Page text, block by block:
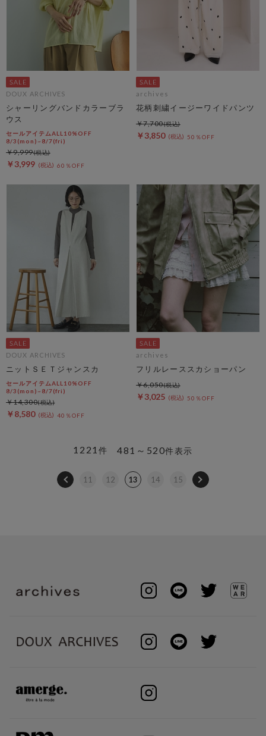
DOUX ARCHIVES
シャーリングバンドカラーブラ
ウス
セールアイテムALL10%OFF
8/3(mon)~8/7(fri)
￥3,999 60％OFF
￥9,999
archives
花柄刺繍イージーワイドパンツ
￥3,850 50％OFF
￥7,700
DOUX ARCHIVES
ニットＳＥＴジャンスカ
セールアイテムALL10%OFF
8/3(mon)~8/7(fri)
￥8,580 40％OFF
￥14,300
archives
フリルレーススカショーパン
￥3,025 50％OFF
￥6,050
481～520件表示
1221 件
11 12 13 14 15